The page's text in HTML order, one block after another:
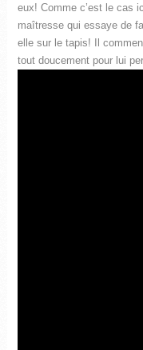
eux! Comme c’est le cas
maîtresse qui essaye de
elle sur le tapis! Il
tout doucement pour lui